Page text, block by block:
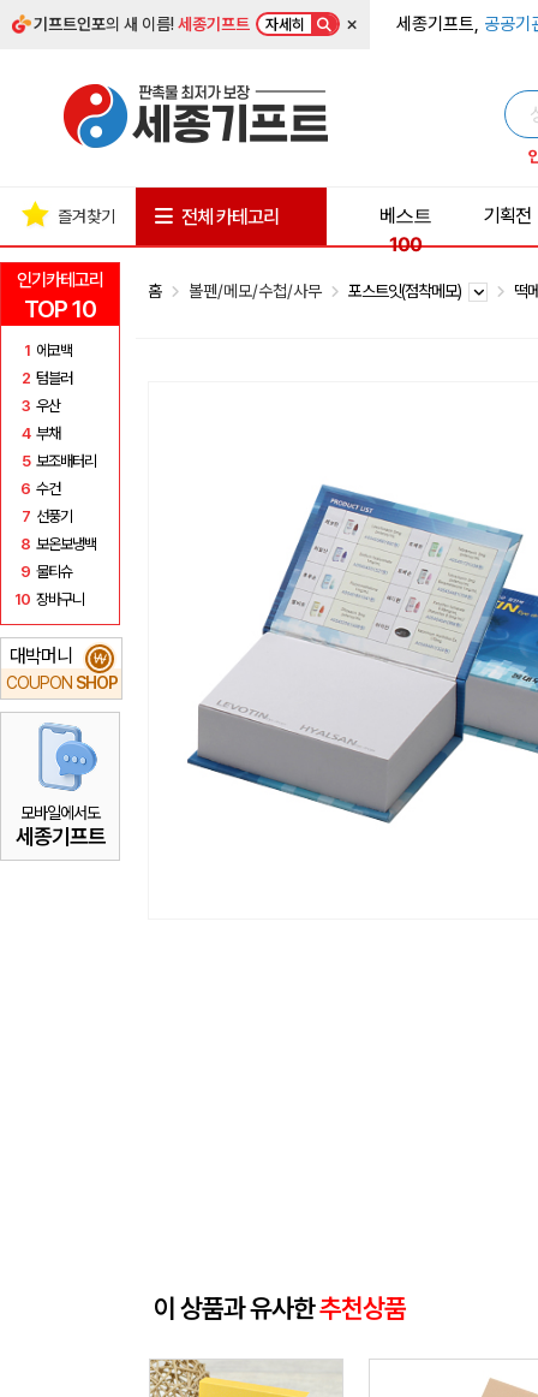
기프트인포의 새 이름!세종기프트 자세히 × 세종기프트, 공공기
인기카테고리
TOP 10
1 에코백
2 텀블러
3 우산
4 부채
5 보조배터리
6 수건
7 선풍기
8 보온보냉백
9 물티슈
10 장바구니
대박머니
COUPON SHOP
₩
모바일에서도
세종기프트
즐겨찾기 전체 카테고리
베스트
100
기획전
홈 볼펜/메모/수첩/사무 포스트잇(점착메모) 떡
이 상품과 유사한추천상품